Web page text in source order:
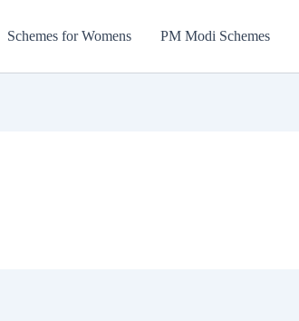
Schemes for Womens PM Modi Schemes